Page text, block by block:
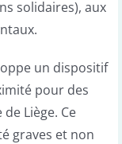
solidaires), aux
un dispositif
pour des
Liège. Ce
graves et non